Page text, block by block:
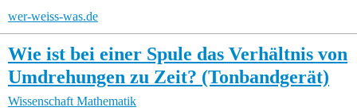
wer-weiss-was.de
Wie ist bei einer Spule das Verhältnis von
Umdrehungen zu Zeit? (Tonbandgerät)
Wissenschaft Mathematik